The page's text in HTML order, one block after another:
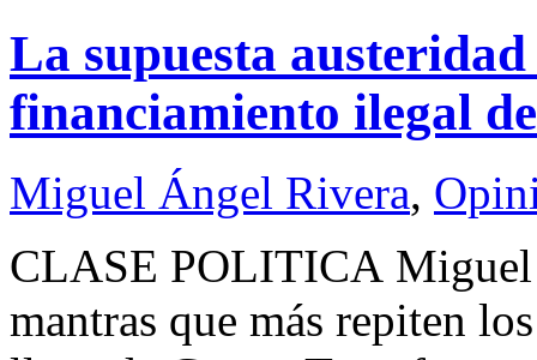
La supuesta
financiamiento ilegal
Miguel Ángel Rivera,
CLASE POLITICA
mantras que más repiten